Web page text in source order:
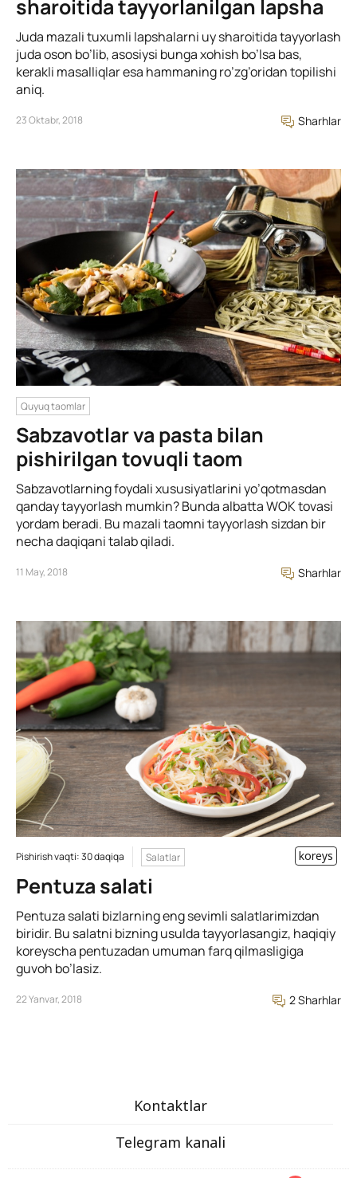
sharoitida tayyorlanilgan lapsha
Juda mazali tuxumli lapshalarni uy sharoitida tayyorlash
juda oson bo’lib, asosiysi bunga xohish bo’lsa bas,
kerakli masalliqlar esa hammaning ro’zg’oridan topilishi
aniq.
23 Oktabr, 2018 Sharhlar
Quyuq taomlar
Sabzavotlar va pasta bilan
pishirilgan tovuqli taom
Sabzavotlarning foydali xususiyatlarini yo’qotmasdan
qanday tayyorlash mumkin? Bunda albatta WOK tovasi
yordam beradi. Bu mazali taomni tayyorlash sizdan bir
necha daqiqani talab qiladi.
11 May, 2018 Sharhlar
Pishirish vaqti: 30 daqiqa Salatlar koreys
Pentuza salati
Pentuza salati bizlarning eng sevimli salatlarimizdan
biridir. Bu salatni bizning usulda tayyorlasangiz, haqiqiy
koreyscha pentuzadan umuman farq qilmasligiga
guvoh bo’lasiz.
22 Yanvar, 2018 2 Sharhlar
Kontaktlar
Telegram kanali